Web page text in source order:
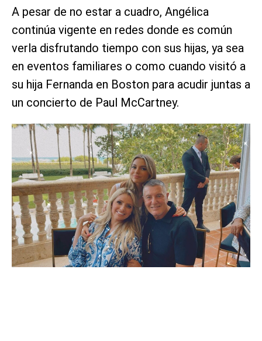
A pesar de no estar a cuadro, Angélica
continúa vigente en redes donde es común
verla disfrutando tiempo con sus hijas, ya sea
en eventos familiares o como cuando visitó a
su hija Fernanda en Boston para acudir juntas a
un concierto de Paul McCartney.